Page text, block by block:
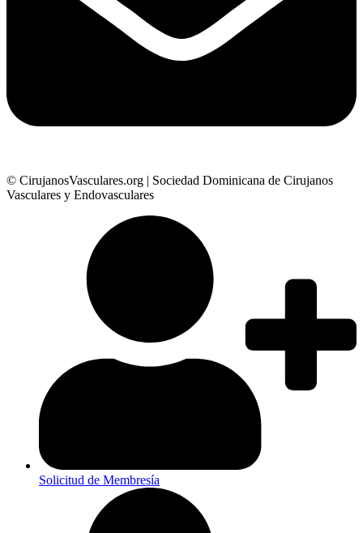
© CirujanosVasculares.org | Sociedad Dominicana de Cirujanos
Vasculares y Endovasculares
Solicitud de Membresía